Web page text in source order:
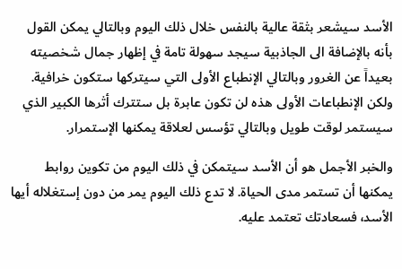
الأسد سيشعر بثقة عالية بالنفس خلال ذلك اليوم وبالتالي يمكن القول
بأنه بالإضافة الى الجاذبية سيجد سهولة تامة في إظهار جمال شخصيته
بعيداً عن الغرور وبالتالي الإنطباع الأولى التي سيتركها ستكون خرافية.
ولكن الإنطباعات الأولى هذه لن تكون عابرة بل ستترك أثرها الكبير الذي
سيستمر لوقت طويل وبالتالي تؤسس لعلاقة يمكنها الإستمرار.
والخبر الأجمل هو أن الأسد سيتمكن في ذلك اليوم من تكوين روابط
يمكنها أن تستمر مدى الحياة. لا تدع ذلك اليوم يمر من دون إستغلاله أيها
الأسد، فسعادتك تعتمد عليه.